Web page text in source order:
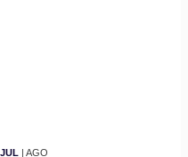
JUL | AGO